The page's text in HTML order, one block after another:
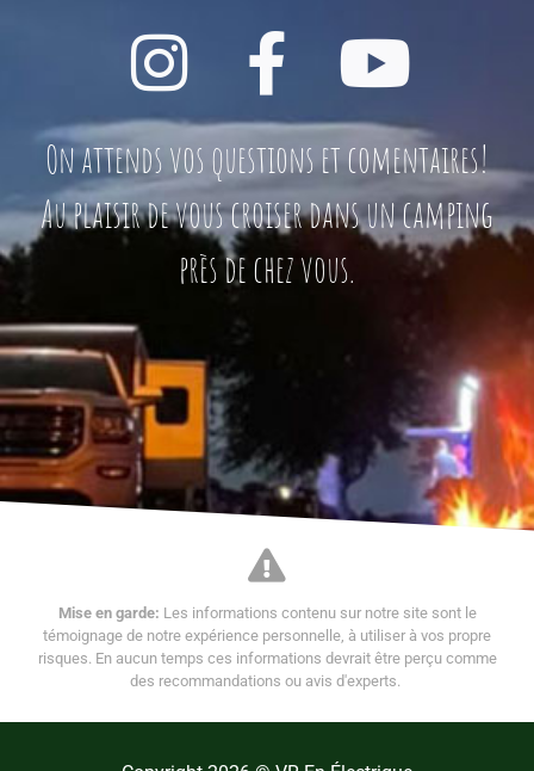
On attends vos questions et comentaires!
Au plaisir de vous croiser dans un camping
près de chez vous.
Mise en garde: Les informations contenu sur notre site sont le
témoignage de notre expérience personnelle, à utiliser à vos propre
risques. En aucun temps ces informations devrait être perçu comme
des recommandations ou avis d'experts.